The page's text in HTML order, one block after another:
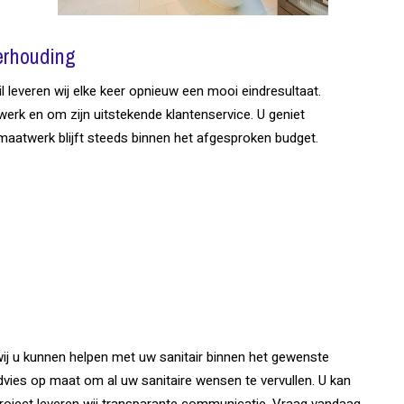
wij elke keer opnieuw een mooi eindresultaat.
en om zijn uitstekende klantenservice. U geniet
blijft steeds binnen het afgesproken budget.
kunnen helpen met uw sanitair binnen het gewenste
op maat om al uw sanitaire wensen te vervullen. U kan